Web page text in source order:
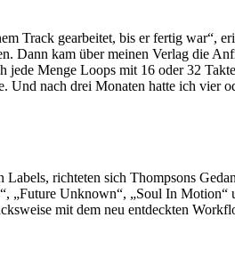
Track gearbeitet, bis er fertig
Dann kam über meinen Verlag die
jede Menge Loops mit 16 oder 32
nach drei Monaten hatte ich vier
richteten sich Thompsons
„Future Unknown“, „Soul In
mit dem neu entdeckten